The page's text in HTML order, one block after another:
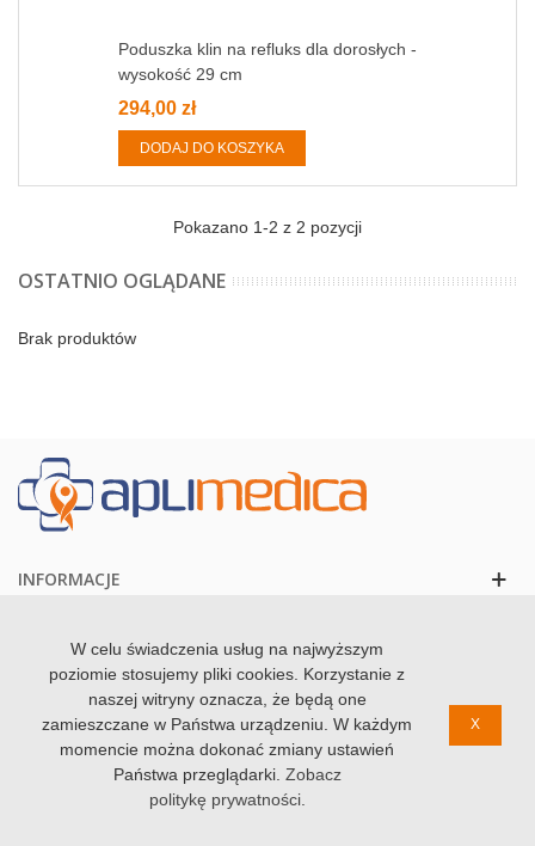
Poduszka klin na refluks dla dorosłych -
wysokość 29 cm
294,00 zł
DODAJ DO KOSZYKA
Pokazano 1-2 z 2 pozycji
OSTATNIO OGLĄDANE
Brak produktów
INFORMACJE
KONTAKT
© 2020 Zdrowolandia. Wszystkie prawa zastzrezone
W celu świadczenia usług na najwyższym
poziomie stosujemy pliki cookies. Korzystanie z
naszej witryny oznacza, że będą one
zamieszczane w Państwa urządzeniu. W każdym
momencie można dokonać zmiany ustawień
Państwa przeglądarki. Zobacz
politykę prywatności.
X